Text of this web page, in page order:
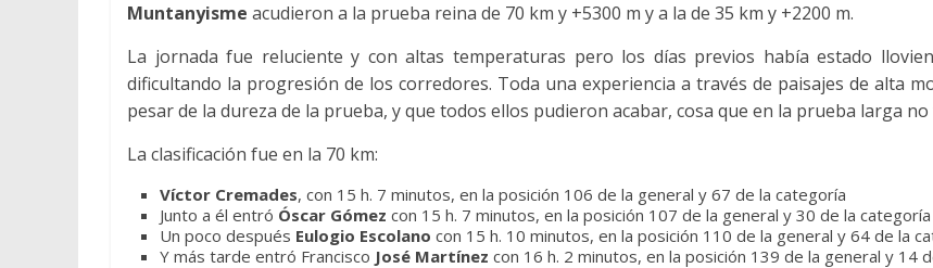
Muntanyisme acudieron a la prueba reina de 70 km y +5300 m y a la de 35 km y +2200 m.
La jornada fue reluciente y con altas temperaturas pero los días previos había estado
dificultando la progresión de los corredores. Toda una experiencia a través de paisajes de alta
pesar de la dureza de la prueba, y que todos ellos pudieron acabar, cosa que en la prueba larga
La clasificación fue en la 70 km:
Víctor Cremades, con 15 h. 7 minutos, en la posición 106 de la general y 67 de la categoría
Junto a él entró Óscar Gómez con 15 h. 7 minutos, en la posición 107 de la general y 30 de la categoría
Un poco después Eulogio Escolano con 15 h. 10 minutos, en la posición 110 de la general y 64 de la
Y más tarde entró Francisco José Martínez con 16 h. 2 minutos, en la posición 139 de la general y 14